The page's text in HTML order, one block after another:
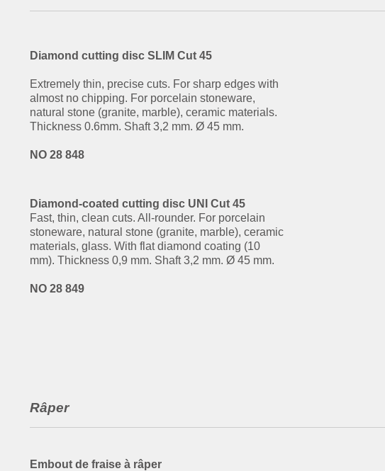
Diamond cutting disc SLIM Cut 45
Extremely thin, precise cuts. For sharp edges with
almost no chipping. For porcelain stoneware,
natural stone (granite, marble), ceramic materials.
Thickness 0.6mm. Shaft 3,2 mm. Ø 45 mm.
NO 28 848
Diamond-coated cutting disc UNI Cut 45
Fast, thin, clean cuts. All-rounder. For porcelain
stoneware, natural stone (granite, marble), ceramic
materials, glass. With flat diamond coating (10
mm). Thickness 0,9 mm. Shaft 3,2 mm. Ø 45 mm.
NO 28 849
Râper
Embout de fraise à râper